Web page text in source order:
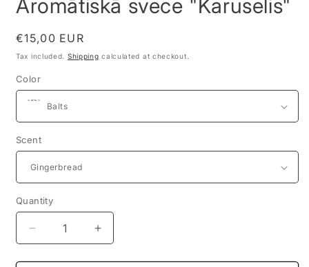
Aromātiskā svece "Karuselis"
Regular
price
€15,00 EUR
Tax included. Shipping calculated at checkout.
Color
Scent
Quantity
Decrease
quantity
for
Increase
quantity
for